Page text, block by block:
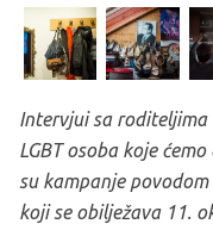
Intervjui sa roditeljima
LGBT osoba koje
su kampanje
koji se obilježava 11.